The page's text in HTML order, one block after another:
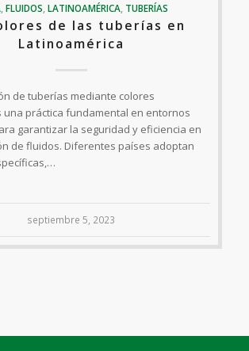
, FLUIDOS LATINOAMÉRICA, TUBERÍAS
de las tuberías en
Latinoamérica
de tuberías mediante colores
una práctica fundamental en entornos
garantizar la seguridad y eficiencia en
de fluidos. Diferentes países adoptan
septiembre 5, 2023